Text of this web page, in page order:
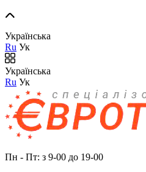
Українська
Ru Ук
Українська
Ru Ук
Пн - Пт: з 9-00 до 19-00